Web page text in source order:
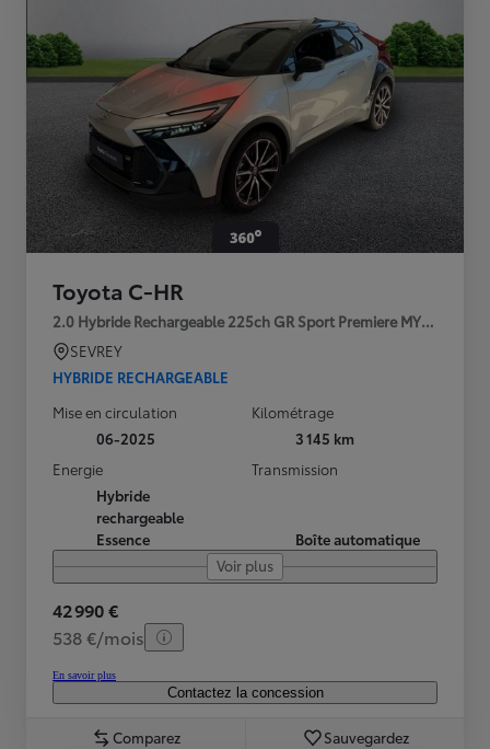
Toyota C-HR
2.0 Hybride Rechargeable 225ch GR Sport Premiere MY25
SEVREY
HYBRIDE RECHARGEABLE
Mise en circulation
06-2025
Kilométrage
3 145 km
Energie
Hybride
rechargeable
Essence
Transmission
Boîte automatique
Voir plus
42 990 €
538 €/mois
En savoir plus
Contactez la concession
Comparez Sauvegardez